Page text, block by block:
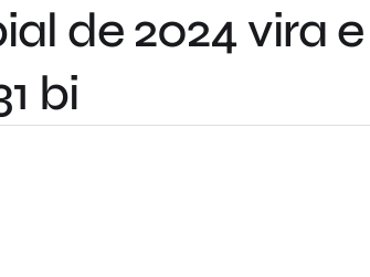
de 2024 vira
bi